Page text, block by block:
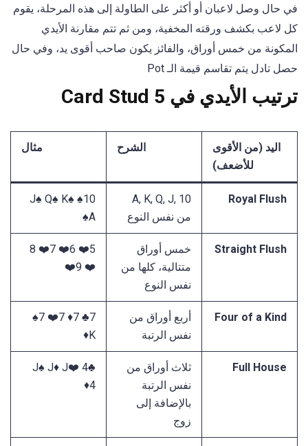
في حال وصل لاعبان أو أكثر على الطاولة إلى هذه المرحلة، يقوم
كل لاعب بكشف ورقته المخفية، ومن ثم تتم مقارنة الأيدي
المكونة من خمس أوراق، والفائز يكون صاحب أقوى يد، وفي حال
حصل تادل يتم تقاسم قيمة الـ Pot
ترتيب الأيدي في 5 Card Stud
اليد (من الأقوى
للأضعف)
الشرح مثال
Royal Flush
A, K, Q, J, 10
من نفس النوع
10♠️ J♠️ Q♠️ K♠️
A♠️
Straight Flush
خمس أوراق
متتالية، كلها من
نفس النوع
5❤️ 6❤️ 7❤️ 8
❤️ 9❤️
Four of a Kind
أربع أوراق من
نفس الرتبة
7♣️ 7♦️ 7❤️ 7♠️
K♦️
Full House
ثلاث أوراق من
نفس الرتبة
بالإضافة إلى
زوج
J♠️ J♦️ J❤️ 4♣️
4♦️